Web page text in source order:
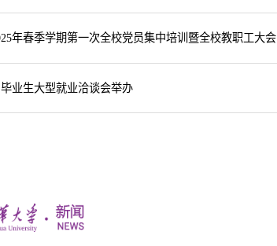
年春季学期第一次全校党员集中培训暨全校教职工大会
业生大型就业洽谈会举办